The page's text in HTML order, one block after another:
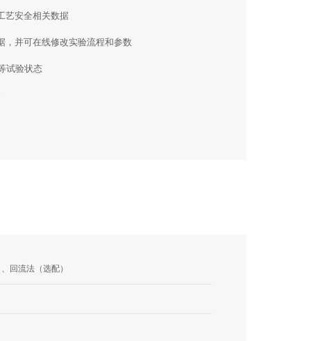
艺安全相关数据
，并可在线修改实验流程和参数
试验状态
回流法（选配）